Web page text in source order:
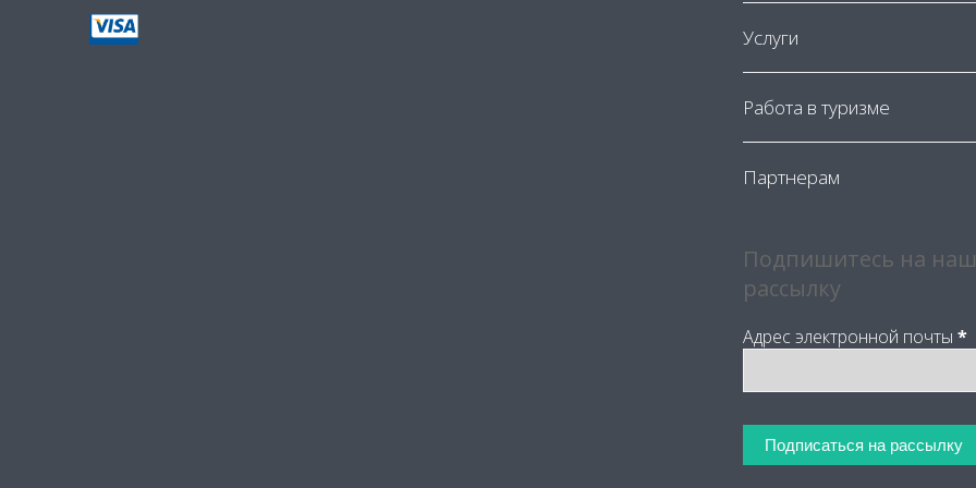
Услуги
Работа в туризме
Партнерам
Подпишитесь на
рассылку
Адрес электронной почты *